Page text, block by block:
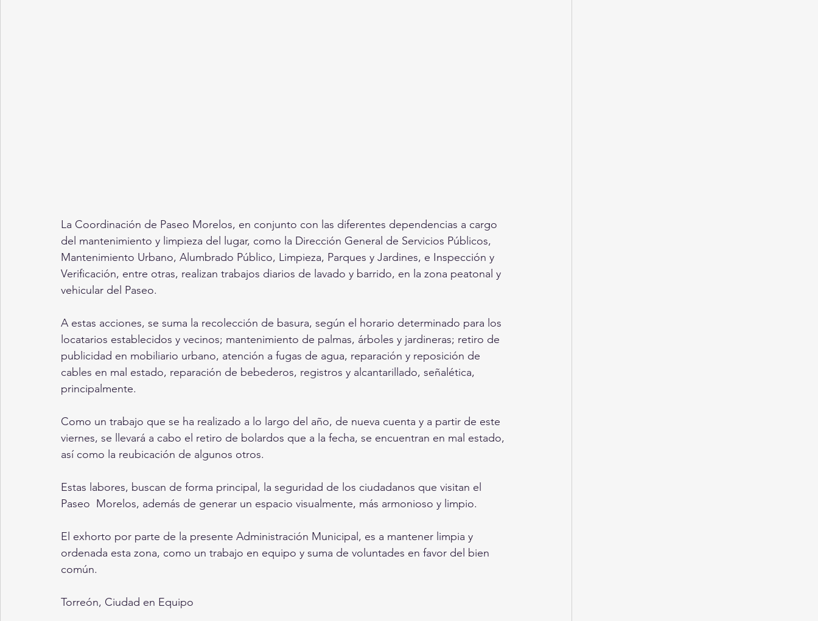
La Coordinación de Paseo Morelos, en conjunto con las diferentes dependencias a cargo
del mantenimiento y limpieza del lugar, como la Dirección General de Servicios Públicos,
Mantenimiento Urbano, Alumbrado Público, Limpieza, Parques y Jardines, e Inspección y
Verificación, entre otras, realizan trabajos diarios de lavado y barrido, en la zona peatonal y
vehicular del Paseo.
A estas acciones, se suma la recolección de basura, según el horario determinado para los
locatarios establecidos y vecinos; mantenimiento de palmas, árboles y jardineras; retiro de
publicidad en mobiliario urbano, atención a fugas de agua, reparación y reposición de
cables en mal estado, reparación de bebederos, registros y alcantarillado, señalética,
principalmente.
Como un trabajo que se ha realizado a lo largo del año, de nueva cuenta y a partir de este
viernes, se llevará a cabo el retiro de bolardos que a la fecha, se encuentran en mal estado,
así como la reubicación de algunos otros.
Estas labores, buscan de forma principal, la seguridad de los ciudadanos que visitan el
Paseo  Morelos, además de generar un espacio visualmente, más armonioso y limpio.
El exhorto por parte de la presente Administración Municipal, es a mantener limpia y
ordenada esta zona, como un trabajo en equipo y suma de voluntades en favor del bien
común.
Torreón, Ciudad en Equipo